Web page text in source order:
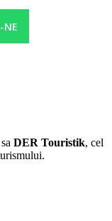
NE
DER Touristik, cel